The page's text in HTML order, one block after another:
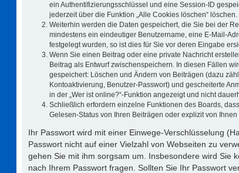
ein Authentifizierungsschlüssel und eine Session-ID
jederzeit über die Funktion „Alle Cookies löschen“ löschen.
Weiterhin werden die Daten gespeichert, die Sie bei der
mindestens ein eindeutiger Benutzername, eine E-Mail-
festgelegt wurden, so ist dies für Sie vor deren Eingabe
Wenn Sie einen Beitrag oder eine private Nachricht
Beitrag als Entwurf zwischenspeichern. In diesen Fällen
gespeichert: Löschen und Ändern von Beiträgen (dazu
Kontoaktivierung, Benutzer-Passwort) und gescheiterte
in der „Wer ist online?“-Funktion angezeigt und nicht
Schließlich erfordern einzelne Funktionen des Boards,
Gelesen-Status von Ihren Beiträgen oder explizit von
Ihr Passwort wird mit einer Einwege-Verschlüsselung
Passwort nicht auf einer Vielzahl von Webseiten zu
gehen Sie mit ihm sorgsam um. Insbesondere wird Sie
nach Ihrem Passwort fragen. Sollten Sie Ihr Passwort